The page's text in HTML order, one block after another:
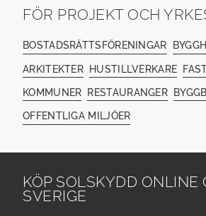
FÖR PROJEKT OCH
BOSTADSRÄTTSFÖRENINGAR
ARKITEKTER HUSTILLVERKARE
KOMMUNER RESTAURANGER
OFFENTLIGA MILJÖER
KÖP SOLSKYDD ONLINE
SVERIGE